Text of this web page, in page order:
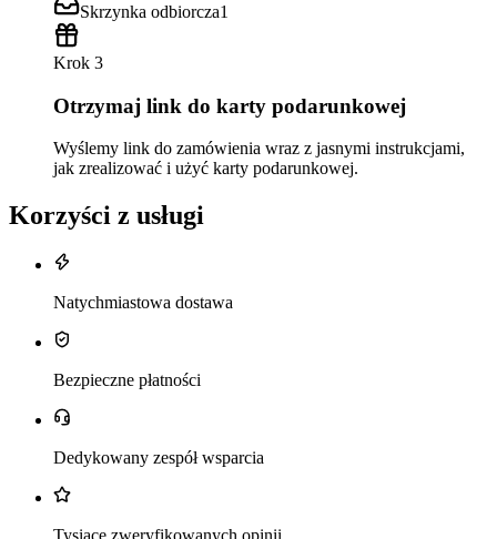
Skrzynka odbiorcza1
Krok 3
Otrzymaj link do karty podarunkowej
Wyślemy link do zamówienia wraz z jasnymi instrukcjami,
jak zrealizować i użyć karty podarunkowej.
Korzyści z usługi
Natychmiastowa dostawa
Bezpieczne płatności
Dedykowany zespół wsparcia